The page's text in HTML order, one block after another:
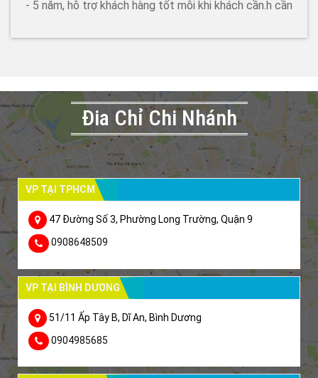
- 5 năm, hỗ trợ khách hàng tốt mỗi khi khách cần.h cần
Đia Chỉ Chi Nhánh
VP TẠI TPHCM
47 Đường Số 3, Phường Long Trường, Quận 9
0908648509
VP TẠI BÌNH DƯƠNG
51/11 Ấp Tây B, Dĩ An, Bình Dương
0904985685